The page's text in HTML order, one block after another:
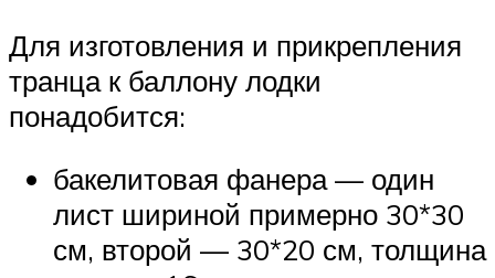
Для изготовления и прикрепления
транца к баллону лодки
понадобится:
бакелитовая фанера — один
лист шириной примерно 30*30
см, второй — 30*20 см, толщина